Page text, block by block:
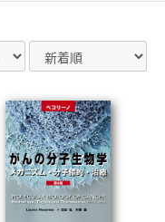
マルチメディア(0)